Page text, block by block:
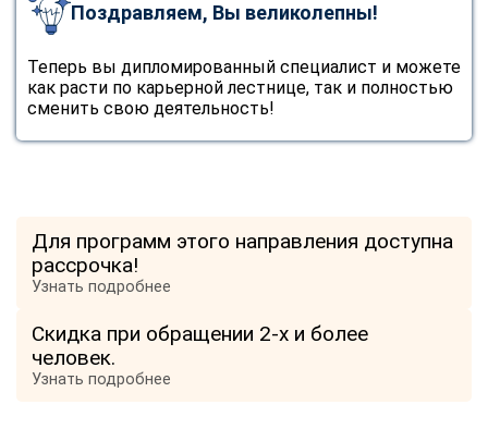
Поздравляем, Вы великолепны!
Теперь вы дипломированный специалист и можете
как расти по карьерной лестнице, так и полностью
сменить свою деятельность!
Для программ этого направления доступна
рассрочка!
Узнать подробнее
Скидка при обращении 2-х и более
человек.
Узнать подробнее